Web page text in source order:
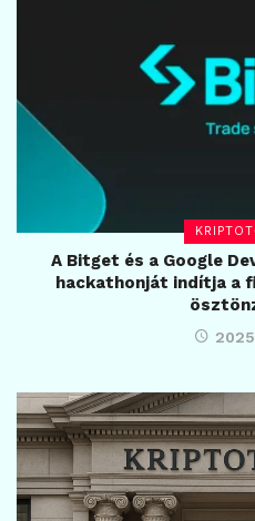
A Bitget és a Google
hackathonját indítja a